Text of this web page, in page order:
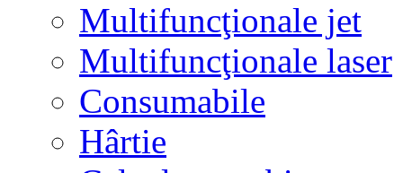
Multifuncţionale jet
Multifuncţionale laser
Consumabile
Hârtie